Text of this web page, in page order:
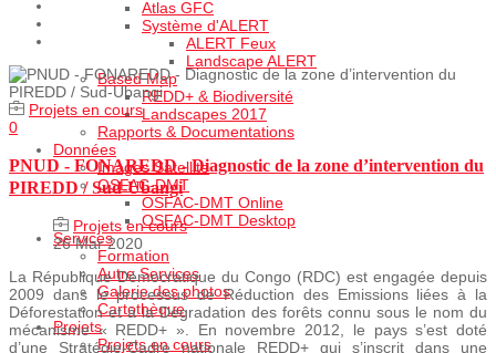
Atlas GFC
Système d'ALERT
ALERT Feux
Landscape ALERT
Based Map
REDD+ & Biodiversité
Landscapes 2017
Rapports & Documentations
Données
Images Satellite
OSFAC-DMT
OSFAC-DMT Online
OSFAC-DMT Desktop
Services
Formation
Autre Services
Galerie des photos
Cartothèque
Projets
Projets en cours
Projets en cours
0
PNUD - FONAREDD - Diagnostic de la zone d’intervention du
PIREDD / Sud-Ubangi
Projets en cours
26 Mar 2020
La République Démocratique du Congo (RDC) est engagée depuis
2009 dans le processus de Réduction des Emissions liées à la
Déforestation et à la Dégradation des forêts connu sous le nom du
mécanisme « REDD+ ». En novembre 2012, le pays s’est doté
d’une Stratégie-Cadre nationale REDD+ qui s’inscrit dans une